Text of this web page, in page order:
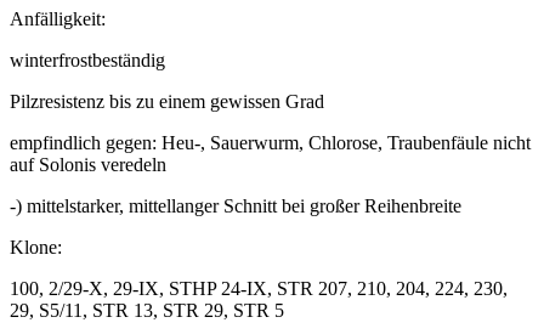
Anfälligkeit:
winterfrostbeständig
Pilzresistenz bis zu einem gewissen Grad
empfindlich gegen: Heu-, Sauerwurm, Chlorose, Traubenfäule nicht
auf Solonis veredeln
-) mittelstarker, mittellanger Schnitt bei großer Reihenbreite
Klone:
100, 2/29-X, 29-IX, STHP 24-IX, STR 207, 210, 204, 224, 230,
29, S5/11, STR 13, STR 29, STR 5